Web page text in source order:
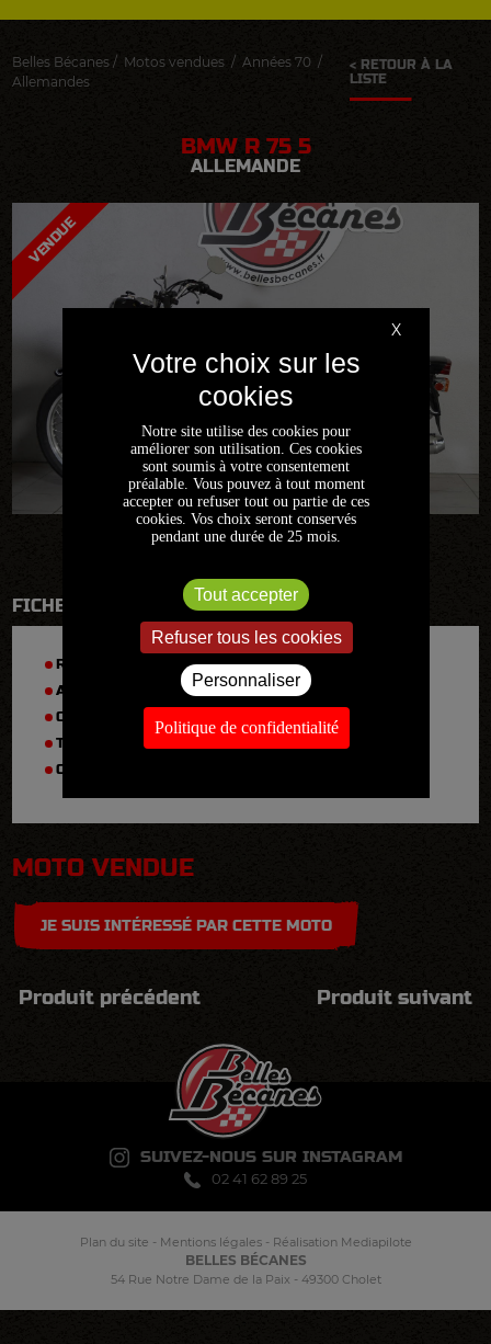
Belles Bécanes / Motos vendues / Années 70 /
Allemandes
< RETOUR À LA
LISTE
BMW R 75 5
ALLEMANDE
FICHE TECHNIQUE
RÉFÉRENCE :
2020FR1156
ANNÉE :
CYLINDRÉE :
TYPE :
R 75/5
CARTE GRISE :
MOTO VENDUE
JE SUIS INTÉRESSÉ PAR CETTE MOTO
Produit précédent Produit suivant
VENDUE
SUIVEZ-NOUS SUR INSTAGRAM
02 41 62 89 25
Plan du site - Mentions légales- Réalisation Mediapilote
BELLES BÉCANES
54 Rue Notre Dame de la Paix - 49300 Cholet
X
Notre site utilise des cookies pour
améliorer son utilisation. Ces cookies
sont soumis à votre consentement
préalable. Vous pouvez à tout moment
accepter ou refuser tout ou partie de ces
cookies. Vos choix seront conservés
pendant une durée de 25 mois.
Tout accepter
Refuser tous les cookies
Personnaliser
Politique de confidentialité